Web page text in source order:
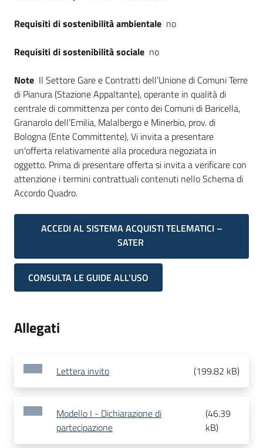
Requisiti di sostenibilità ambientale no
Requisiti di sostenibilità sociale no
Note Il Settore Gare e Contratti dell’Unione di Comuni Terre
di Pianura (Stazione Appaltante), operante in qualità di
centrale di committenza per conto dei Comuni di Baricella,
Granarolo dell’Emilia, Malalbergo e Minerbio, prov. di
Bologna (Ente Committente), Vi invita a presentare
un'offerta relativamente alla procedura negoziata in
oggetto. Prima di presentare offerta si invita a verificare con
attenzione i termini contrattuali contenuti nello Schema di
Accordo Quadro.
ACCEDI AL SISTEMA ACQUISTI TELEMATICI –
SATER
CONSULTA LE GUIDE ALL'USO
Allegati
Lettera invito (199.82 kB)
Modello I - Dichiarazione di
partecipazione
(46.39
kB)